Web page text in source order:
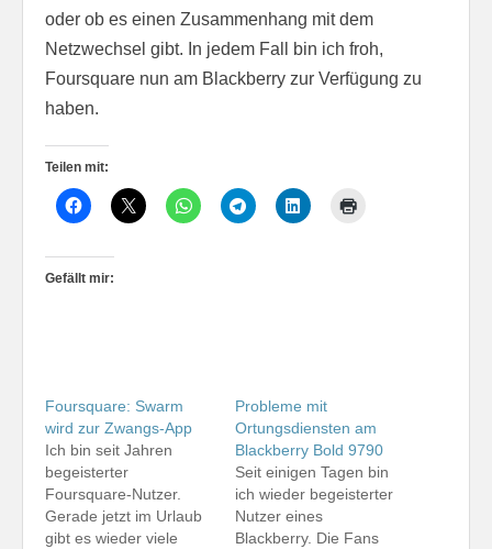
oder ob es einen Zusammenhang mit dem
Netzwechsel gibt. In jedem Fall bin ich froh,
Foursquare nun am Blackberry zur Verfügung zu
haben.
Teilen mit:
Gefällt mir:
Foursquare: Swarm
wird zur Zwangs-App
Ich bin seit Jahren
begeisterter
Foursquare-Nutzer.
Gerade jetzt im Urlaub
gibt es wieder viele
Probleme mit
Ortungsdiensten am
Blackberry Bold 9790
Seit einigen Tagen bin
ich wieder begeisterter
Nutzer eines
Blackberry. Die Fans